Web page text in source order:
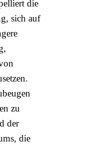
die
sich auf
zu
der
die